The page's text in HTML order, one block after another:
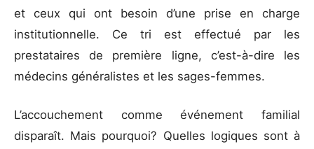
et ceux qui ont besoin d’une prise en charge
institutionnelle. Ce tri est effectué par les
prestataires de première ligne, c’est-à-dire les
médecins généralistes et les sages-femmes.
L’accouchement comme événement familial
disparaît. Mais pourquoi? Quelles logiques sont à